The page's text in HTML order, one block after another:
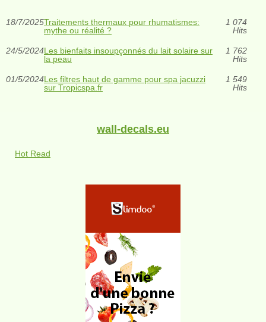
18/7/2025Traitements thermaux pour rhumatismes:
mythe ou réalité ?
1 074
Hits
24/5/2024Les bienfaits insoupçonnés du lait solaire sur
la peau
1 762
Hits
01/5/2024Les filtres haut de gamme pour spa jacuzzi
sur Tropicspa.fr
1 549
Hits
wall-decals.eu
Hot Read